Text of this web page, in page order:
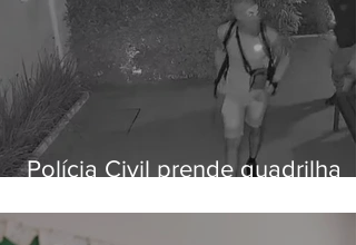
Polícia Civil prende quadrilha
residências de luxo no Rio